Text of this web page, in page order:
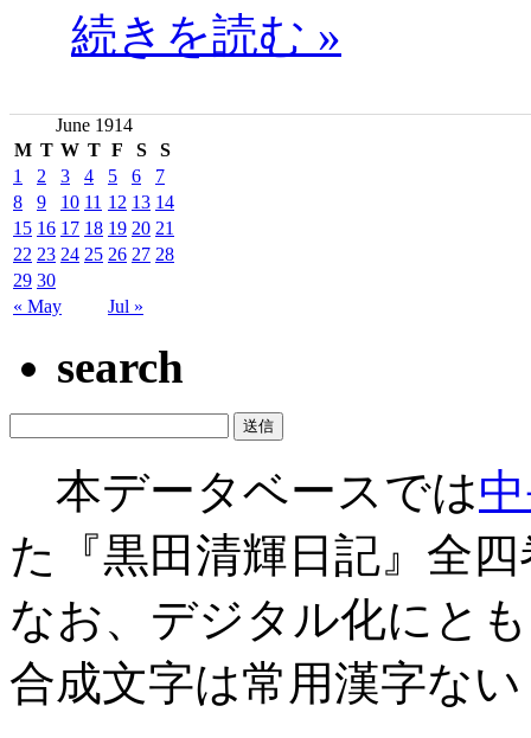
続きを読む »
June 1914
M T W T F S S
« May Jul »
1 2 3 4 5 6
7
8
9 10 11 12 13 14
15 16 17 18 19 20 21
22 23 24 25 26 27 28
29 30
search
本データベースでは
た『黒田清輝日記』全
なお、デジタル化にと
合成文字は常用漢字な